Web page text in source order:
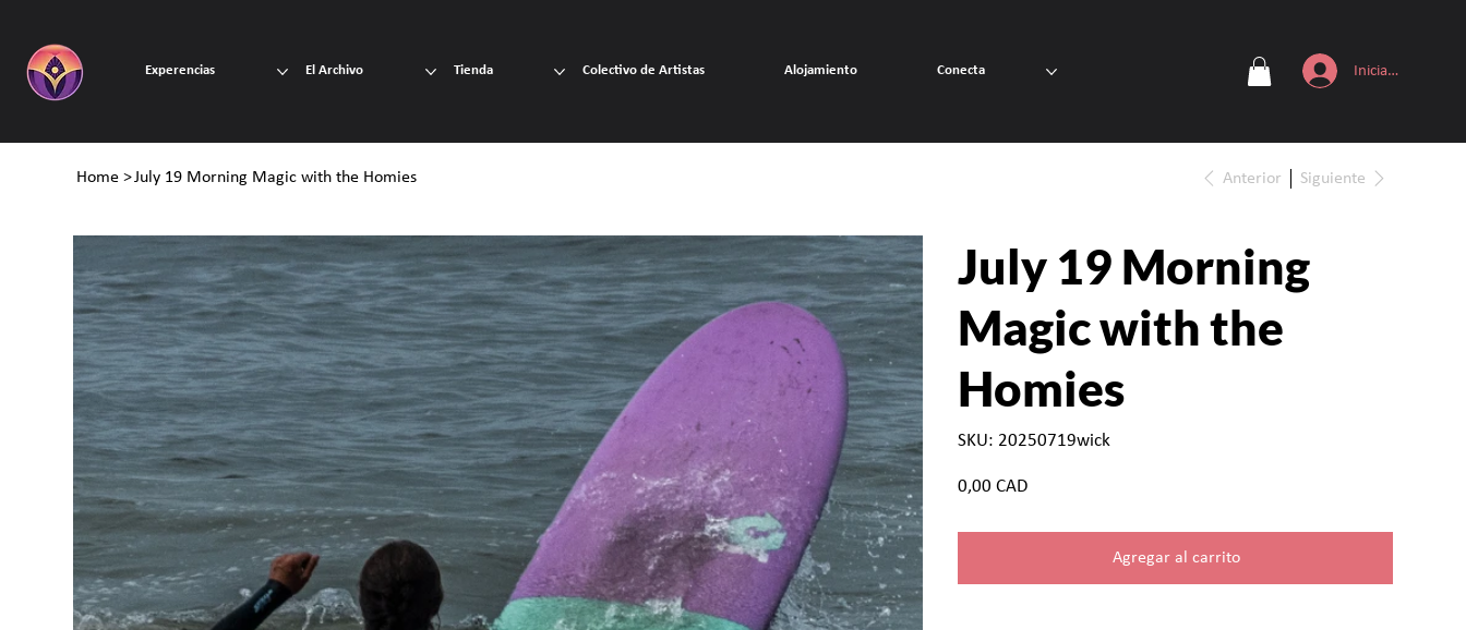
Experencias El Archivo Tienda Colectivo de Artistas Alojamiento Conecta Iniciar sesión
Home >July 19 Morning Magic with the Homies Anterior Siguiente
July 19 Morning
Magic with the
Homies
SKU: SKU
20250719wick
20250719wick
Precio
0,00 CAD
Agregar al carrito